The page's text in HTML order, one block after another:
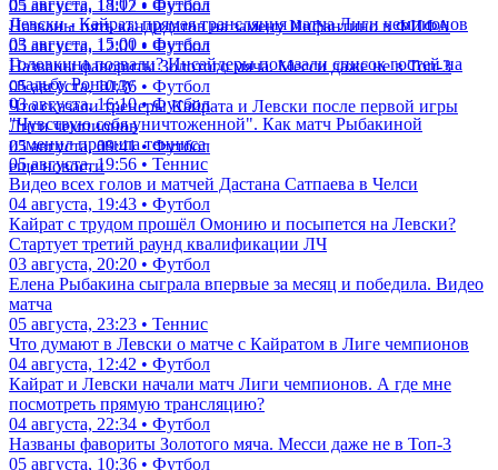
05 августа, 13:12 • Футбол
Названы пять кандидатов на замену Инфантино в ФИФА
05 августа, 12:01 • Футбол
Названы фавориты Золотого мяча. Месси даже не в Топ-3
05 августа, 10:36 • Футбол
Что сказали тренеры Кайрата и Левски после первой игры
Лиги чемпионов
05 августа, 09:41 • Футбол
еще новости
Левски - Кайрат: прямая трансляция матча Лиги чемпионов
03 августа, 15:00 • Футбол
Головкина позвали? Инсайдеры показали список гостей на
свадьбу Роналду
03 августа, 16:10 • Футбол
"Чувствую себя уничтоженной". Как матч Рыбакиной
изменил правила тенниса
05 августа, 19:56 • Теннис
Видео всех голов и матчей Дастана Сатпаева в Челси
04 августа, 19:43 • Футбол
Кайрат с трудом прошёл Омонию и посыпется на Левски?
Стартует третий раунд квалификации ЛЧ
03 августа, 20:20 • Футбол
Елена Рыбакина сыграла впервые за месяц и победила. Видео
матча
05 августа, 23:23 • Теннис
Что думают в Левски о матче с Кайратом в Лиге чемпионов
04 августа, 12:42 • Футбол
Кайрат и Левски начали матч Лиги чемпионов. А где мне
посмотреть прямую трансляцию?
04 августа, 22:34 • Футбол
Названы фавориты Золотого мяча. Месси даже не в Топ-3
05 августа, 10:36 • Футбол